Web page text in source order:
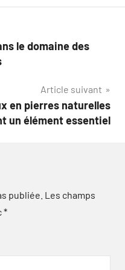
le domaine des
Article suivant
en pierres naturelles
un élément essentiel
publiée. Les champs
*